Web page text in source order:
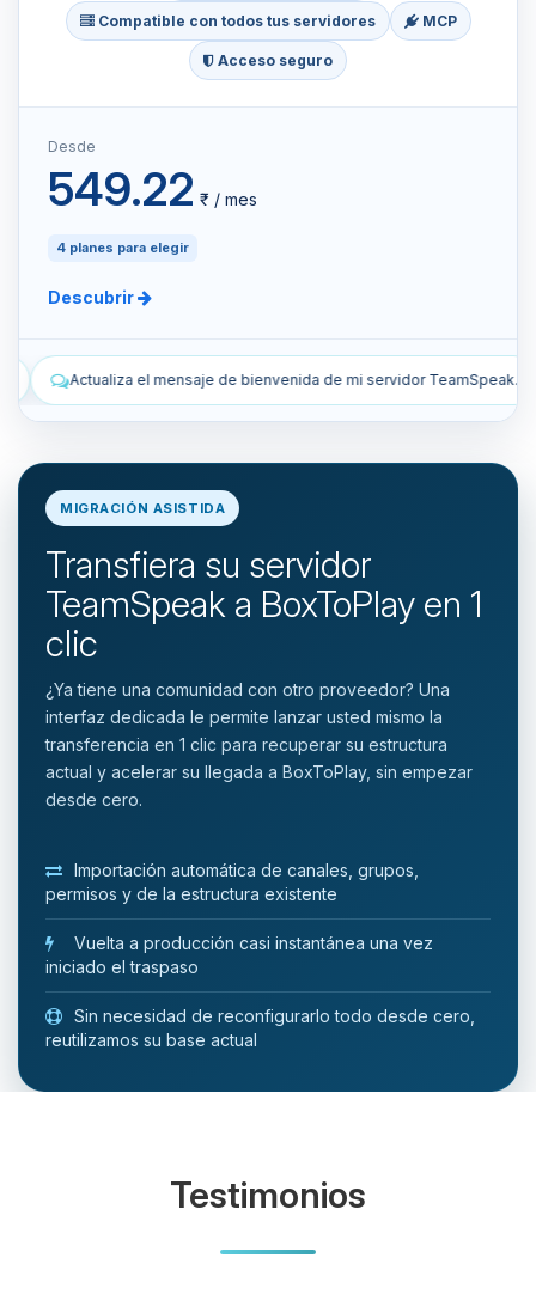
Compatible con todos tus servidores MCP
Acceso seguro
Desde
549.22 ₹ / mes
4 planes para elegir
Descubrir
de mi servidor TeamSpeak. Lista los snapshots manuales y
MIGRACIÓN ASISTIDA
Transfiera su servidor
TeamSpeak a BoxToPlay en 1
clic
¿Ya tiene una comunidad con otro proveedor? Una
interfaz dedicada le permite lanzar usted mismo la
transferencia en 1 clic para recuperar su estructura
actual y acelerar su llegada a BoxToPlay, sin empezar
desde cero.
Importación automática de canales, grupos,
permisos y de la estructura existente
Vuelta a producción casi instantánea una vez
iniciado el traspaso
Sin necesidad de reconfigurarlo todo desde cero,
reutilizamos su base actual
Testimonios